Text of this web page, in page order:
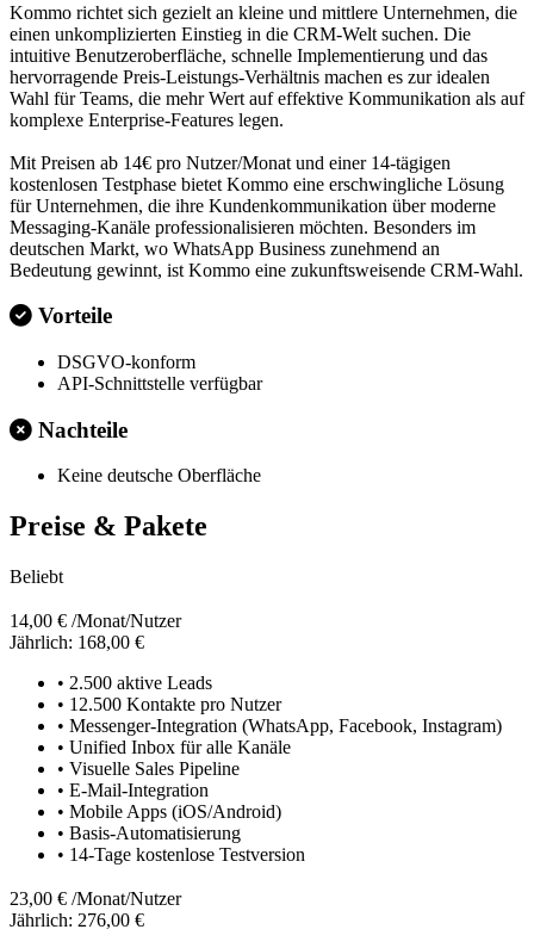
Kommo richtet sich gezielt an kleine und mittlere Unternehmen, die
einen unkomplizierten Einstieg in die CRM-Welt suchen. Die
intuitive Benutzeroberfläche, schnelle Implementierung und das
hervorragende Preis-Leistungs-Verhältnis machen es zur idealen
Wahl für Teams, die mehr Wert auf effektive Kommunikation als auf
komplexe Enterprise-Features legen.
Mit Preisen ab 14€ pro Nutzer/Monat und einer 14-tägigen
kostenlosen Testphase bietet Kommo eine erschwingliche Lösung
für Unternehmen, die ihre Kundenkommunikation über moderne
Messaging-Kanäle professionalisieren möchten. Besonders im
deutschen Markt, wo WhatsApp Business zunehmend an
Bedeutung gewinnt, ist Kommo eine zukunftsweisende CRM-Wahl.
Vorteile
DSGVO-konform
API-Schnittstelle verfügbar
Nachteile
Keine deutsche Oberfläche
Preise & Pakete
Beliebt
14,00 € /Monat/Nutzer
Jährlich: 168,00 €
• 2.500 aktive Leads
• 12.500 Kontakte pro Nutzer
• Messenger-Integration (WhatsApp, Facebook, Instagram)
• Unified Inbox für alle Kanäle
• Visuelle Sales Pipeline
• E-Mail-Integration
• Mobile Apps (iOS/Android)
• Basis-Automatisierung
• 14-Tage kostenlose Testversion
23,00 € /Monat/Nutzer
Jährlich: 276,00 €